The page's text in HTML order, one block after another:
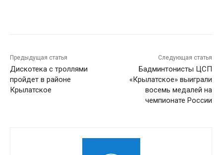
Предыдущая статья
Дискотека с троллями
пройдет в районе
Крылатское
Следующая статья
Бадминтонисты ЦСП
«Крылатское» выиграли
восемь медалей на
чемпионате России